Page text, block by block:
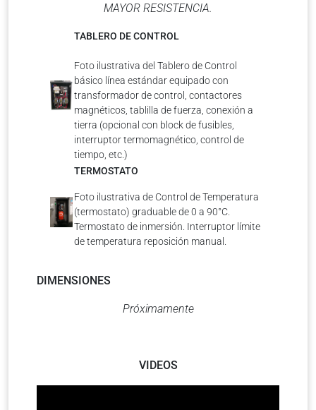
MAYOR RESISTENCIA.
TABLERO DE CONTROL
Foto ilustrativa del Tablero de Control
básico línea estándar equipado con
transformador de control, contactores
magnéticos, tablilla de fuerza, conexión a
tierra (opcional con block de fusibles,
interruptor termomagnético, control de
tiempo, etc.)
TERMOSTATO
Foto ilustrativa de Control de Temperatura
(termostato) graduable de 0 a 90°C.
Termostato de inmersión. Interruptor límite
de temperatura reposición manual.
DIMENSIONES
Próximamente
VIDEOS